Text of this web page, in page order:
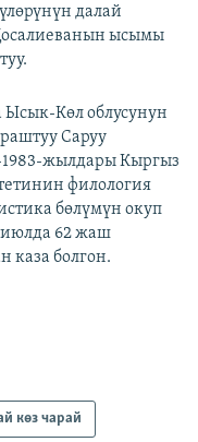
далай
ысымы
Ысык-Көл облусунун
Саруу
1983-жылдары Кыргыз
филология
бөлүмүн окуп
62 жаш
каза болгон.
көз чарай